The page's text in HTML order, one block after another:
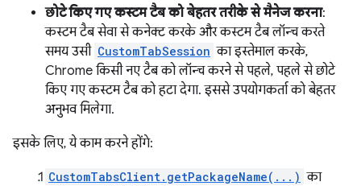
छोटे किए गए कस्टम टैब को बेहतर तरीके से मैनेज करना:
कस्टम टैब सेवा से कनेक्ट करके और कस्टम टैब लॉन्च करते
समय उसी CustomTabSession का इस्तेमाल करके,
Chrome किसी नए टैब को लॉन्च करने से पहले, पहले से छोटे
किए गए कस्टम टैब को हटा देगा. इससे उपयोगकर्ता को बेहतर
अनुभव मिलेगा.
इसके लिए, ये काम करने होंगे:
CustomTabsClient.getPackageName(...) का